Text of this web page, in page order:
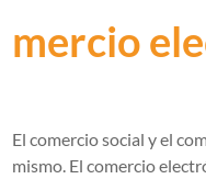
mercio
El comercio social y el
mismo. El comercio